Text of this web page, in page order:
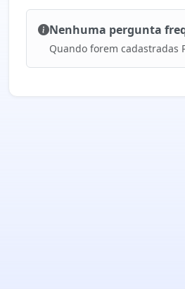
Nenhuma pergunta
Quando forem cadastradas